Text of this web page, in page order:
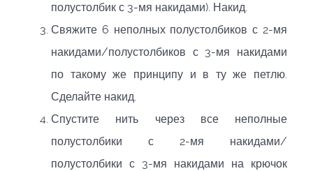
полустолбик с 3-мя накидами). Накид.
Свяжите 6 неполных полустолбиков с 2-мя
накидами/полустолбиков с 3-мя накидами
по такому же принципу и в ту же петлю.
Сделайте накид.
Спустите нить через все неполные
полустолбики с 2-мя накидами/
полустолбики с 3-мя накидами на крючок